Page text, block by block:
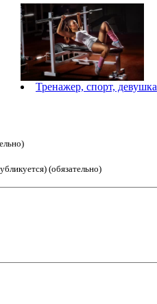
Тренажер, спорт, девушка
(обязательно)